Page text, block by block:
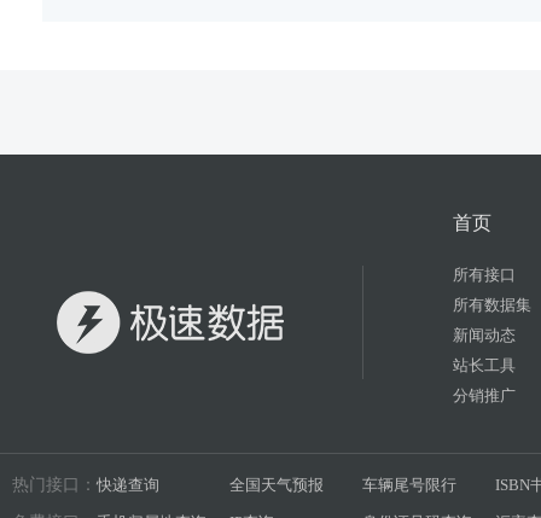
首页
所有接口
所有数据集
新闻动态
站长工具
分销推广
热门接口： 快递查询 全国天气预报 车辆尾号限行 ISBN